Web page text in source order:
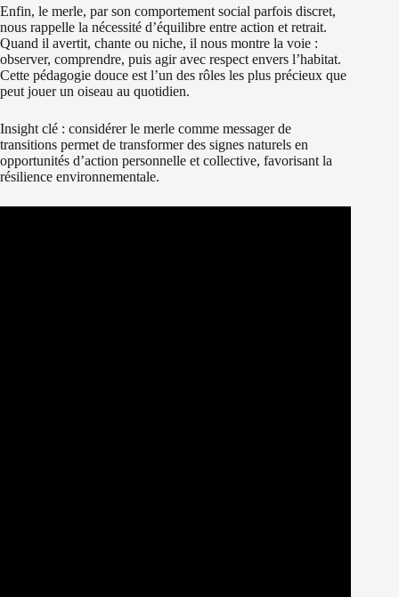
Enfin, le merle, par son comportement social parfois discret,
nous rappelle la nécessité d’équilibre entre action et retrait.
Quand il avertit, chante ou niche, il nous montre la voie :
observer, comprendre, puis agir avec respect envers l’habitat.
Cette pédagogie douce est l’un des rôles les plus précieux que
peut jouer un oiseau au quotidien.
Insight clé : considérer le merle comme messager de
transitions permet de transformer des signes naturels en
opportunités d’action personnelle et collective, favorisant la
résilience environnementale.